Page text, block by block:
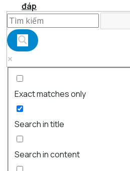
đáp
Exact matches only
Search in title
Search in content